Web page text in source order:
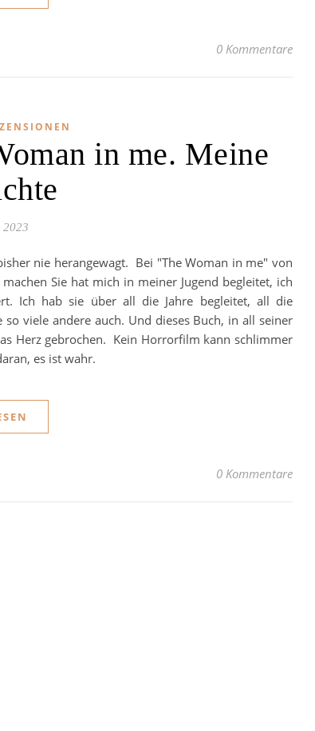
0 Kommentare
in me. Meine
2023
nie herangewagt. Bei "The Woman in me" von
Sie hat mich in meiner Jugend begleitet, ich
Ich hab sie über all die Jahre begleitet, all die
viele andere auch. Und dieses Buch, in all seiner
Herz gebrochen. Kein Horrorfilm kann schlimmer
es ist wahr.
0 Kommentare